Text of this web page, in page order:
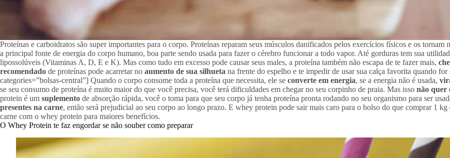
Proteínas e carboidratos são super importantes para o corpo. Proteínas reparam seus músculos danificados pelos exercícios físicos e os
a principal fonte de energia do corpo humano, boa parte sendo usada para fazer o cérebro funcionar a todo vapor. Até gorduras tem sua
lipossolúveis (Vitaminas A, D, E e K). Mas como tudo em excesso pode causar seus males, a proteína também não escapa de te fazer mais,
recomendado de proteínas pode acarretar no aumento de sua silhueta na frente do espelho e te impedir de usar sua calça favorita quando
categories=”bolsas-central”] Quando o corpo consome toda a proteína que necessita, ele se converte em energia, se a energia não é usada,
se seu consumo de proteína é muito maior do que você precisa, você terá dificuldades em chegar no seu corpinho de praia. Mas isso não quer
protein é um suplemento de absorção rápida, você o toma para que seu corpo já tenha proteína pronta rodando no seu organismo para ser
presentes na carne, então será prejudicial ao seu corpo ao longo prazo. E whey protein pode sair mais caro para o bolso do que comprar 1
carne com o whey protein para maiores benefícios.
O Whey Protein te faz engordar se não souber como preparar